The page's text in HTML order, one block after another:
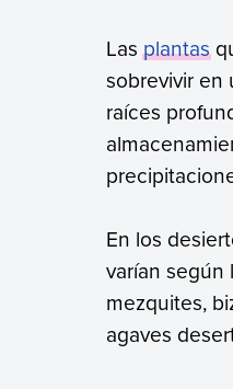
Lasplantas
sobrevivir en
raíces
En los
varían según
mezquites,
agaves